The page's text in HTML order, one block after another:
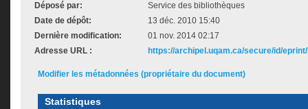
Déposé par:
Service des bibliothèques
Date de dépôt:
13 déc. 2010 15:40
Dernière modification:
01 nov. 2014 02:17
Adresse URL :
https://archipel.uqam.ca/secure/id/
Modifier les métadonnées (propriétaire du document)
Statistiques